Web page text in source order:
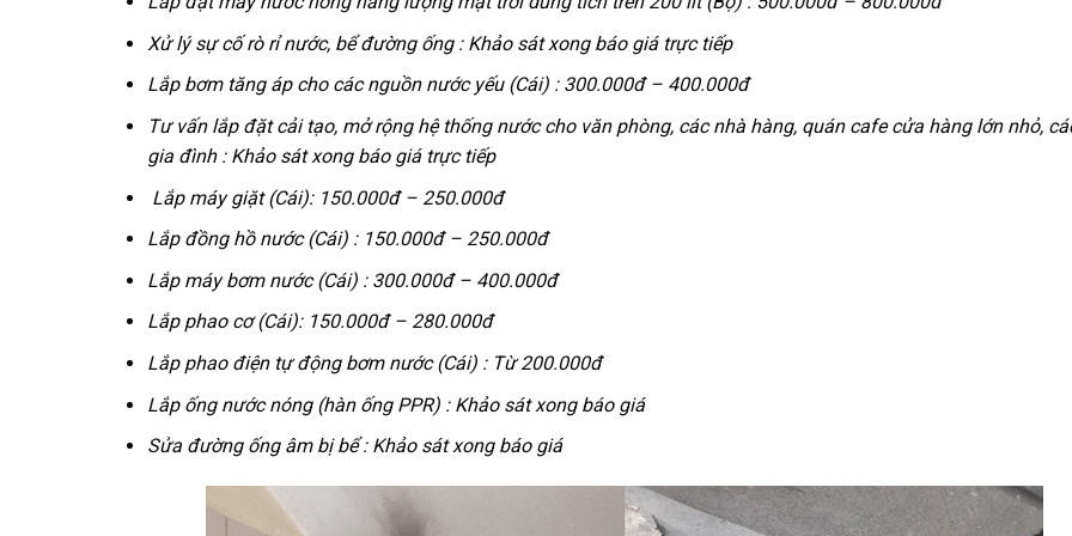
Xử lý sự cố rò rỉ nước, bể đường ống : Khảo sát xong báo giá trực tiếp
Lắp bơm tăng áp cho các nguồn nước yếu (Cái) : 300.000đ – 400.000đ
Tư vấn lắp đặt cải tạo, mở rộng hệ thống nước cho văn phòng, các nhà hàng, quán cafe cửa hàng lớn nhỏ,
gia đình : Khảo sát xong báo giá trực tiếp
Lắp máy giặt (Cái): 150.000đ – 250.000đ
Lắp đồng hồ nước (Cái) : 150.000đ – 250.000đ
Lắp máy bơm nước (Cái) : 300.000đ – 400.000đ
Lắp phao cơ (Cái): 150.000đ – 280.000đ
Lắp phao điện tự động bơm nước (Cái) : Từ 200.000đ
Lắp ống nước nóng (hàn ống PPR) :Khảo sát xong báo giá
Sửa đường ống âm bị bể : Khảo sát xong báo giá